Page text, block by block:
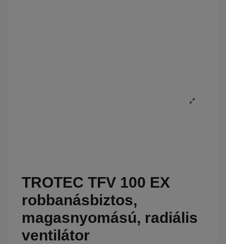
TROTEC TFV 100 EX
robbanásbiztos,
magasnyomású, radiális
ventilátor